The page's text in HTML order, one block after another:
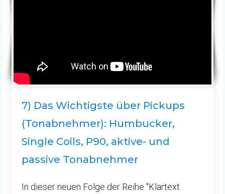
7) Das Wichtigste über Pickups
(Tonabnehmer): Humbucker,
Single Coils, P90, aktive- und
passive Tonabnehmer
In dieser neuen Folge der Reihe "Klartext